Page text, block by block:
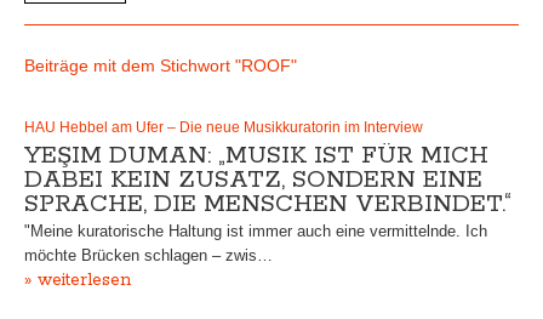
Beiträge mit dem Stichwort "ROOF"
HAU Hebbel am Ufer – Die neue Musikkuratorin im Interview
YEŞIM DUMAN: „MUSIK IST FÜR MICH
DABEI KEIN ZUSATZ, SONDERN EINE
SPRACHE, DIE MENSCHEN VERBINDET.“
"Meine kuratorische Haltung ist immer auch eine vermittelnde. Ich
möchte Brücken schlagen – zwis…
» weiterlesen